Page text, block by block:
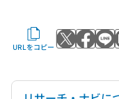
URLをコピー Xでポスト